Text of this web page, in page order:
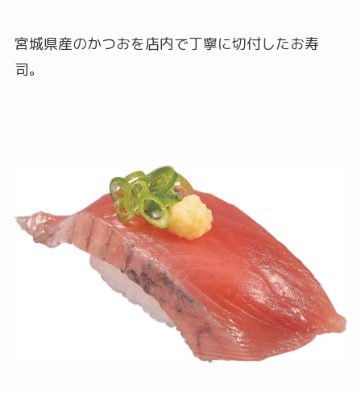
宮城県産のかつおを店内で丁寧に切付したお寿
司。